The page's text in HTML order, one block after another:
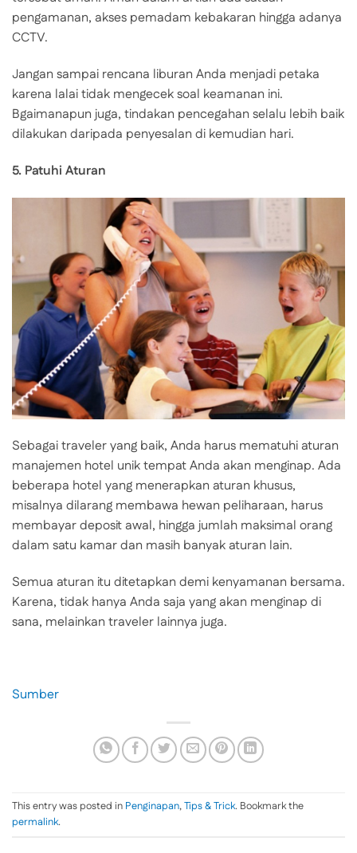
pengamanan, akses pemadam kebakaran hingga adanya
CCTV.
Jangan sampai rencana liburan Anda menjadi petaka
karena lalai tidak mengecek soal keamanan ini.
Bgaimanapun juga, tindakan pencegahan selalu lebih baik
dilakukan daripada penyesalan di kemudian hari.
5. Patuhi Aturan
Sebagai traveler yang baik, Anda harus mematuhi aturan
manajemen hotel unik tempat Anda akan menginap. Ada
beberapa hotel yang menerapkan aturan khusus,
misalnya dilarang membawa hewan peliharaan, harus
membayar deposit awal, hingga jumlah maksimal orang
dalam satu kamar dan masih banyak aturan lain.
Semua aturan itu ditetapkan demi kenyamanan bersama.
Karena, tidak hanya Anda saja yang akan menginap di
sana, melainkan traveler lainnya juga.
Sumber
This entry was posted in Penginapan,Tips & Trick. Bookmark the
permalink.